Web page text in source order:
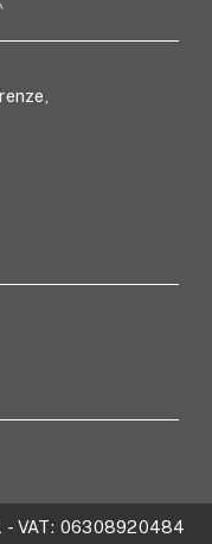
- VAT: 06308920484